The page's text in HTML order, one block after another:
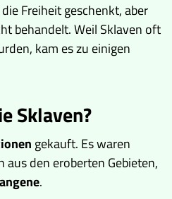
Freiheit geschenkt, aber
behandelt. Weil Sklaven oft
kam es zu einigen
Sklaven?
gekauft. Es waren
den eroberten Gebieten,
.